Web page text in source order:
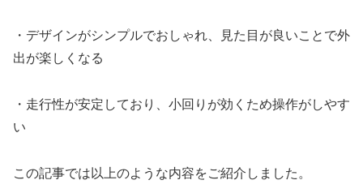
・デザインがシンプルでおしゃれ、見た目が良いことで外
出が楽しくなる​
・走行性が安定しており、小回りが効くため操作がしやす
い​
この記事では以上のような内容をご紹介しました。